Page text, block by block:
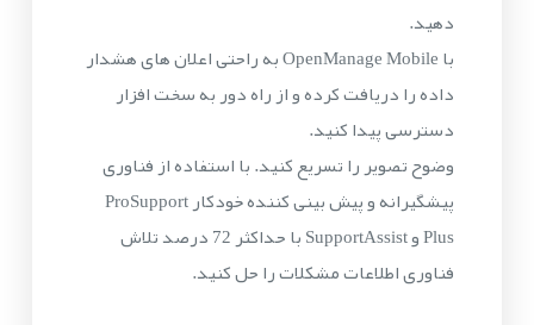
دهید.
با OpenManage Mobile به راحتی اعلان های هشدار
داده را دریافت کرده و از راه دور به سخت افزار
دسترسی پیدا کنید.
وضوح تصویر را تسریع کنید. با استفاده از فناوری
پیشگیرانه و پیش بینی کننده خودکار ProSupport
Plus و SupportAssist با حداکثر 72 درصد تلاش
فناوری اطلاعات مشکلات را حل کنید.